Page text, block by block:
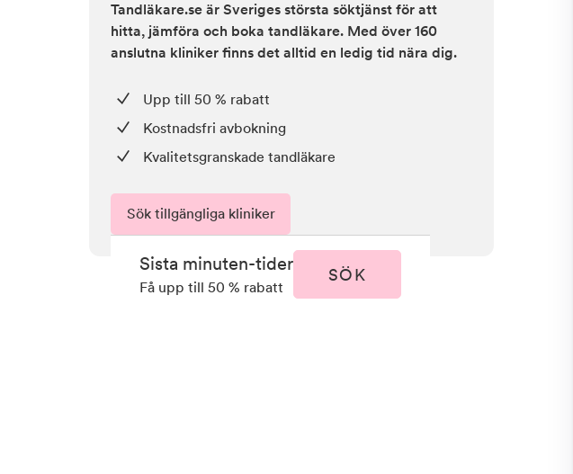
Tandläkare.se är Sveriges största söktjänst för att
hitta, jämföra och boka tandläkare. Med över 160
anslutna kliniker finns det alltid en ledig tid nära dig.
Upp till 50 % rabatt
Kostnadsfri avbokning
Kvalitetsgranskade tandläkare
Sök tillgängliga kliniker
Sista minuten-tider
Få upp till 50 % rabatt
SÖK